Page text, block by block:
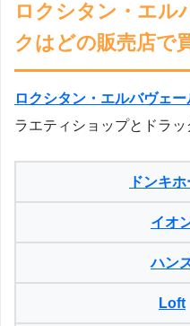
ロクシタン・エル
クはどの販売店で
ロクシタン・エルバヴェ
ラエティショップとドラッ
ドンキ
イオ
ハン
Loft